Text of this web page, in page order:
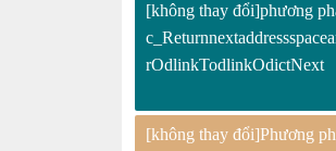
[không thay đổi]phương
rOdlinkTodlinkOdictNext
[không thay đổi]Phương